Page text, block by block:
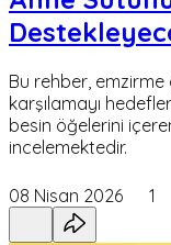
Bu rehber, emzirme
karşılamayı
besin öğelerini
incelemektedir.
08 Nisan 2026 1